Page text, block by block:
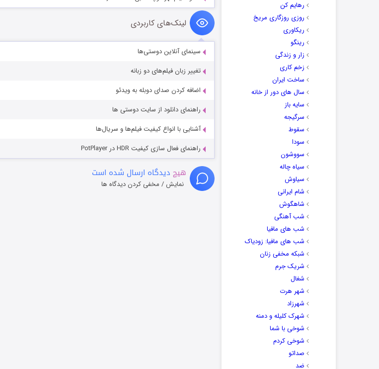
رهایم کن
روزی روزگاری مریخ
ریکاوری
رینگو
زار و زندگی
زخم کاری
ساخت ایران
سال های دور از خانه
سایه باز
سرگیجه
سقوط
سودا
سووشون
سیاه چاله
سیاوش
شام ایرانی
شاهگوش
شب آهنگی
شب های مافیا
شب های مافیا: زودیاک
شبکه مخفی زنان
شریک جرم
شغال
شهر هرت
شهرزاد
شهرک کلیله و دمنه
شوخی با شما
شوخی کردم
صداتو
ضد
لینک‌های کاربردی
سینمای آنلاین دوستی‌ها
تغییر زبان فیلم‌های دو زبانه
اضافه کردن صدای دوبله به ویدئو
راهنمای دانلود از سایت دوستی ها
آشنایی با انواع کیفیت فیلم‌ها و سریال‌ها
راهنمای فعال سازی کیفیت HDR در PotPlayer
هیچ دیدگاه ارسال شده است
نمایش / مخفی کردن دیدگاه ها